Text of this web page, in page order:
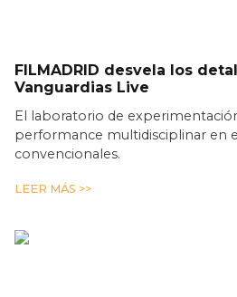
FILMADRID desvela los
Vanguardias Live
El laboratorio de
performance multidisciplinar en
convencionales.
LEER MÁS >>